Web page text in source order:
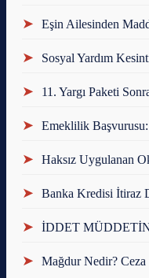
➤ Eşin Ailesinden
➤ Sosyal Yardım
➤ 11. Yargı Paketi
➤ Emeklilik
➤ Haksız Uygulanan
➤ Banka Kredisi İtiraz
➤ İDDET
➤ Mağdur Nedir?